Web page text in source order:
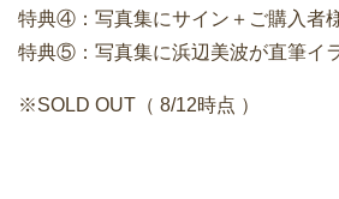
特典④：写真集にサイン＋ご購入者
特典⑤：写真集に浜辺美波が直筆イ
※SOLD OUT（ 8/12時点 ）